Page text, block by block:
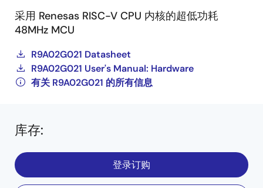
采用 Renesas RISC-V CPU 内核的超低功耗
48MHz MCU
R9A02G021 Datasheet
R9A02G021 User's Manual: Hardware
有关 R9A02G021 的所有信息
库存:
登录订购